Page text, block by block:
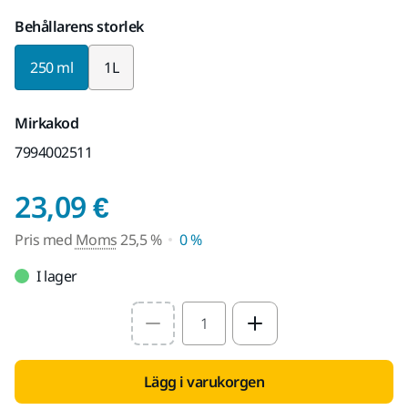
Behållarens storlek
250 ml 1L
Mirkakod
7994002511
23,09 €Pris med Moms 25,5
Pris med Moms25,5 %
0 %
I lager
Select quantity value
Lägg i varukorgen